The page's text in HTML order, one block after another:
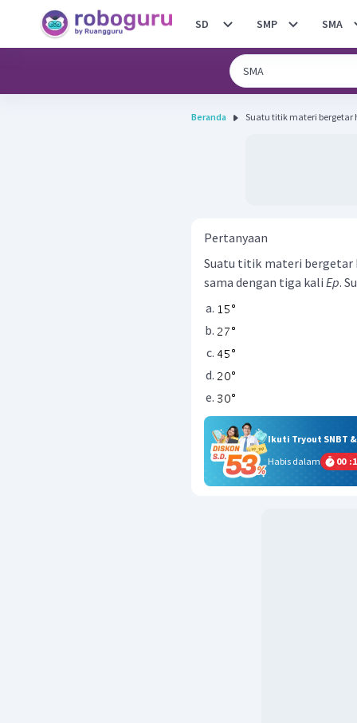
SD SMP SMA
Beranda Suatu titik materi
Pertanyaan
Suatu titik materi bergetar
sama dengan tiga kali Ep.
Ikuti Tryout SNBT
Habis dalam
00 :